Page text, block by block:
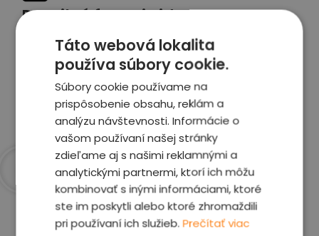
Detailné foto aj video
Celé auto z exteriéru aj interiéru nafotíme
vrátane závad a poškodení
Zobraziť report
Prečo sme najlepšia
voľba
Táto webová lokalita
používa súbory cookie.
Súbory cookie používame na
prispôsobenie obsahu, reklám a
analýzu návštevnosti. Informácie o
vašom používaní našej stránky
zdieľame aj s našimi reklamnými a
analytickými partnermi, ktorí ich môžu
kombinovať s inými informáciami, ktoré
ste im poskytli alebo ktoré zhromaždili
pri používaní ich služieb.Prečítať viac